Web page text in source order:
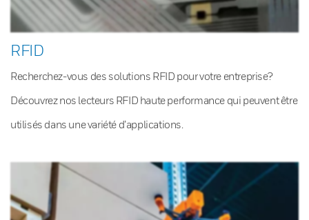
RFID
Recherchez-vous des solutions RFID pour votre entreprise?
Découvrez nos lecteurs RFID haute performance qui peuvent être
utilisés dans une variété d’applications.